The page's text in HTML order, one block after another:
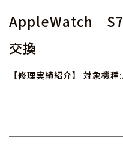
AppleWatch
交換
【修理実績紹介】 対象機